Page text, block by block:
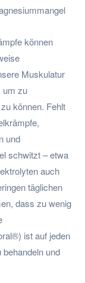
können
Muskulatur
um zu
können. Fehlt
und
schwitzt – etwa
auch
täglichen
dass zu wenig
ist auf jeden
und